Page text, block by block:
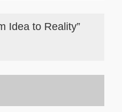
Idea to Reality”